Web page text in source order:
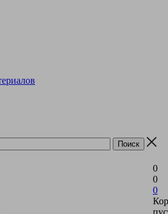
0
0
0